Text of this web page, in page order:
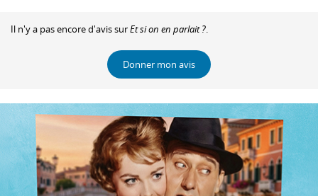
Il n'y a pas encore d'avis surEt si on en parlait ?.
Donner mon avis